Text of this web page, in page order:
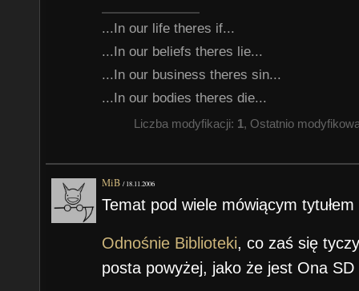
...In our life theres if...
...In our beliefs theres lie...
...In our business theres sin...
...In our bodies theres die...
Liczba modyfikacji: 1, Ostatnio
MiB /18.11.2006
Temat pod wiele mówiącym
Odnośnie Biblioteki, co zaś się
posta powyżej, jako że jest Ona